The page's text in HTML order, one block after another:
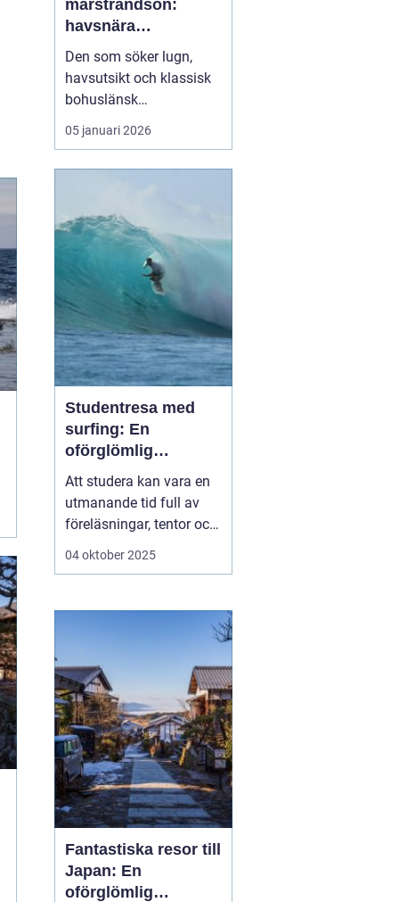
marstrandsön:
havsnära
upplevelser på
västkustens pärla
Den som söker lugn,
havsutsikt och klassisk
bohuslänsk
skärgårdsmiljö hamnar
förr eller senare på
pulserande sommarliv.
För många...
05 januari 2026
Studentresa med
surfing: En
oförglömlig
upplevelse fylld av
vågor och
gemenskap
Att studera kan vara en
utmanande tid full av
föreläsningar, tentor och
den ständiga pressen att
själv en paus och ladda
batterierna. Vad kan då
04 oktober 2025
Fantastiska resor till
Japan: En
oförglömlig